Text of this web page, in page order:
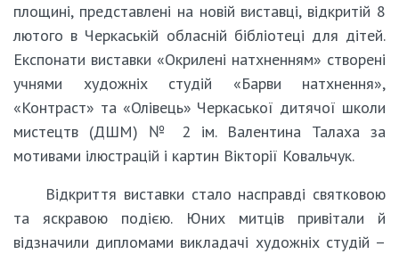
площині, представлені на новій виставці, відкритій 8
лютого в Черкаській обласній бібліотеці для дітей.
Експонати виставки «Окрилені натхненням» створені
учнями художніх студій «Барви натхнення»,
«Контраст» та «Олівець» Черкаської дитячої школи
мистецтв (ДШМ) № 2 ім. Валентина Талаха за
мотивами ілюстрацій і картин Вікторії Ковальчук.
Відкриття виставки стало насправді святковою
та яскравою подією. Юних митців привітали й
відзначили дипломами викладачі художніх студій –